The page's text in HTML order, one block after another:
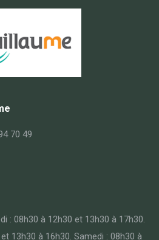
70 49
: 08h30 à 12h30 et 13h30 à 17h30.
13h30 à 16h30. Samedi : 08h30 à